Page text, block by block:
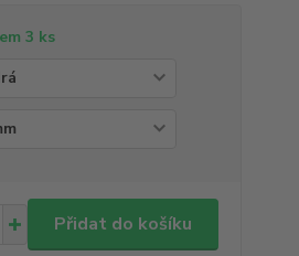
3 ks
Přidat do košíku